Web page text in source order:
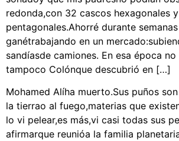
redonda,con 32 cascos hexagonales y
pentagonales.Ahorré durante
ganétrabajando en un
sandíasde camiones. En esa época
tampoco Colónque descubrió en […]
Mohamed Alíha muerto.Sus puños
la tierrao al fuego,materias que
lo vi pelear,es más,vi casi todas sus
afirmarque reunióa la familia